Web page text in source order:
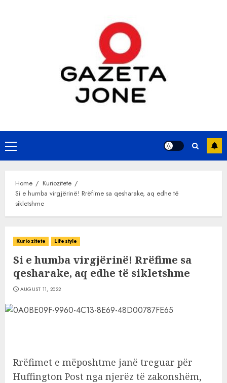
Primary
Menu
Home
Kuriozitete
Si e humba virgjërinë! Rrëfime sa qesharake, aq edhe të
sikletshme
Kuriozitete Lifestyle
Si e humba virgjërinë! Rrëfime sa
qesharake, aq edhe të sikletshme
AUGUST 11, 2022
Rrëfimet e mëposhtme janë treguar për
Huffington Post nga njerëz të zakonshëm,